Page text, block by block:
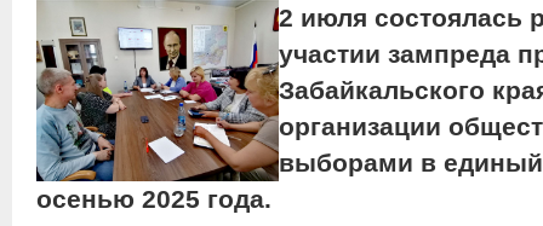
2 июля состоялась
участии зампреда
Забайкальского
организации
выборами в единый
осенью 2025 года.